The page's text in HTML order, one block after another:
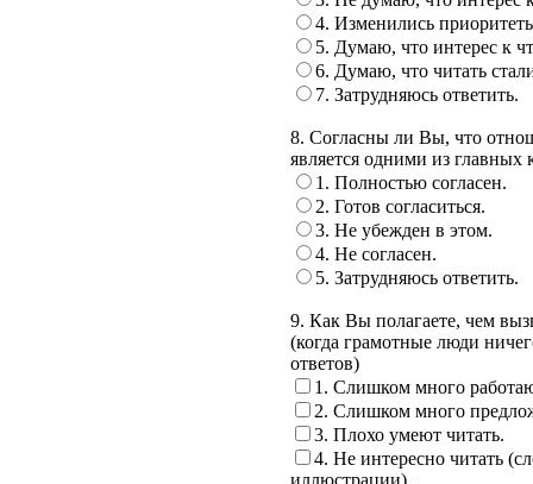
4. Изменились
5. Думаю, что интерес к
6. Думаю, что читать
7. Затрудняюсь ответить.
8. Согласны ли Вы, что
является одними из главных
1. Полностью согласен.
2. Готов согласиться.
3. Не убежден в этом.
4. Не согласен.
5. Затрудняюсь ответить.
9. Как Вы полагаете, чем
(когда грамотные люди
ответов)
1. Слишком много
2. Слишком много
3. Плохо умеют читать.
4. Не интересно читать
иллюстрации).